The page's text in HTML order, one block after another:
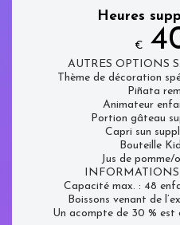
Heures
€
AUTRES OPTIONS
Thème de décoration
Piñata
Animateur
Portion gâteau
Capri sun
Bouteille
Jus de
Capacité max. : 48
Boissons venant de
Un acompte de 30 % est